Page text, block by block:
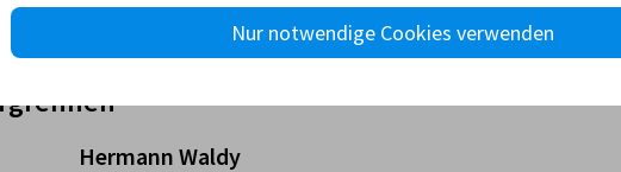
Hermann Waldy
Nur notwendige Cookies verwenden